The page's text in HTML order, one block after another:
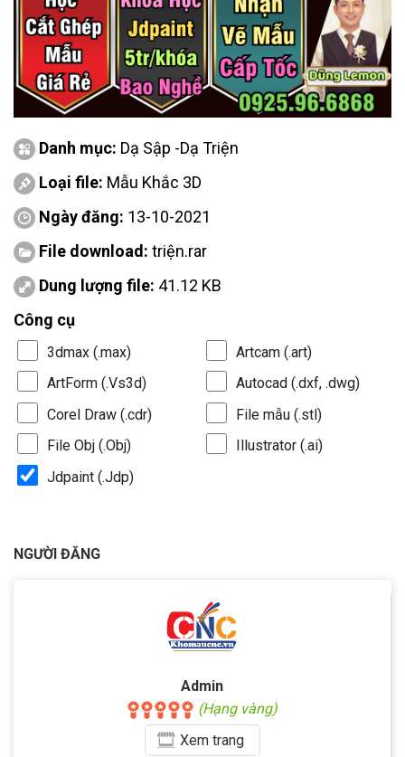
Danh mục: Dạ Sập -Dạ Triện
Loại file: Mẫu Khắc 3D
Ngày đăng: 13-10-2021
File download: triện.rar
Dung lượng file: 41.12 KB
Công cụ
3dmax (.max)
Artcam (.art)
ArtForm (.Vs3d)
Autocad (.dxf, .dwg)
Corel Draw (.cdr)
File mẫu (.stl)
File Obj (.Obj)
Illustrator (.ai)
Jdpaint (.Jdp)
NGƯỜI ĐĂNG
Admin
(Hạng vàng)
Xemtrang